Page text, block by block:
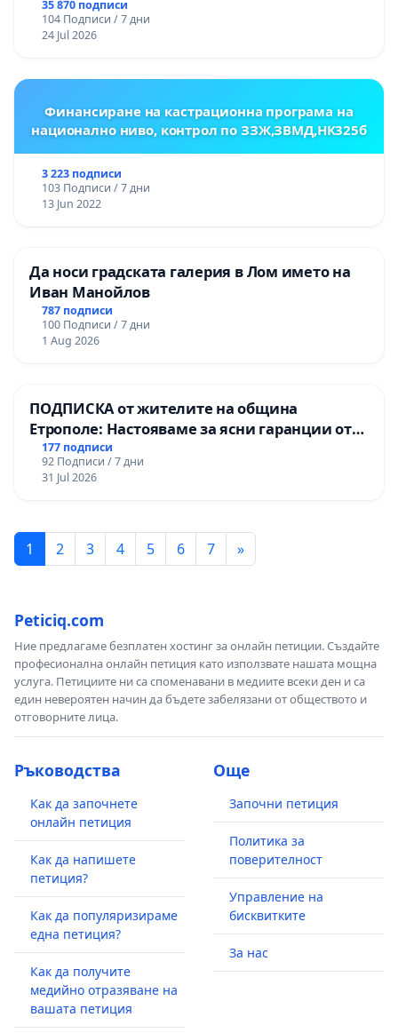
правата ни в тъмното
35 870 подписи
104 Подписи / 7 дни
24 Jul 2026
Финансиране на кастрационна програма на
национално ниво, контрол по ЗЗЖ,ЗВМД,НК325б
3 223 подписи
103 Подписи / 7 дни
13 Jun 2022
Да носи градската галерия в Лом името на
Иван Манойлов
787 подписи
100 Подписи / 7 дни
1 Aug 2026
ПОДПИСКА от жителите на община
Етрополе: Настояваме за ясни гаранции от
“Елаците-МЕД” АД и от държавата, че ще се
изпълнят всички екологични норми!
177 подписи
92 Подписи / 7 дни
31 Jul 2026
1 2 3 4 5 6 7 »
Peticiq.com
Ние предлагаме безплатен хостинг за онлайн петиции. Създайте
професионална онлайн петиция като използвате нашата мощна
услуга. Петициите ни са споменавани в медиите всеки ден и са
един невероятен начин да бъдете забелязани от обществото и
отговорните лица.
Ръководства
Как да започнете
онлайн петиция
Как да напишете
петиция?
Как да популяризираме
една петиция?
Как да получите
медийно отразяване на
вашата петиция
Още
Започни петиция
Политика за
поверителност
Управление на
бисквитките
За нас